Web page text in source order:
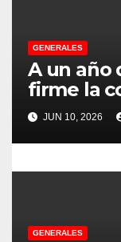
d
a
s
GENERALES
A un año
firme la
no pudo
a CFK
JUN 10, 2026
GENERALES